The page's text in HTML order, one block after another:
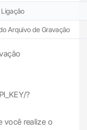
Arquivo de Gravação
?
você realize o